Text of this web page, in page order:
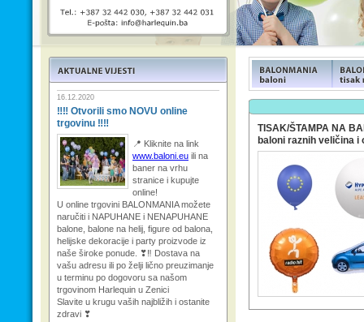
16.12.2020
‼‼ Otvorili smo NOVU online
trgovinu ‼‼
📍 Kliknite na link
www.baloni.eu ili na
baner na vrhu
stranice i kupujte
online!
U online trgovini BALONMANIA možete
naručiti i NAPUHANE i NENAPUHANE
balone, balone na helij, figure od balona,
helijske dekoracije i party proizvode iz
naše široke ponude. ❣‼ Dostava na
vašu adresu ili po želji lično preuzimanje
u terminu po dogovoru sa našom
trgovinom Harlequin u Zenici
Slavite u krugu vaših najbližih i ostanite
zdravi ❣
TISAK/ŠTAMPA NA
baloni raznih veličina i